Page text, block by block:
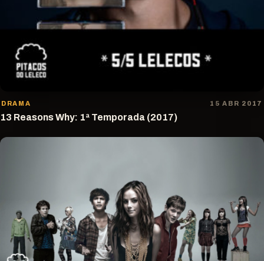
DRAMA 15 ABR 2017
13 Reasons Why: 1ª Temporada (2017)